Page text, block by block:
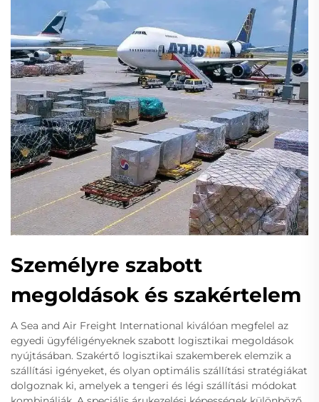
Személyre szabott
megoldások és szakértelem
A Sea and Air Freight International kiválóan megfelel az
egyedi ügyféligényeknek szabott logisztikai megoldások
nyújtásában. Szakértő logisztikai szakemberek elemzik a
szállítási igényeket, és olyan optimális szállítási stratégiákat
dolgoznak ki, amelyek a tengeri és légi szállítási módokat